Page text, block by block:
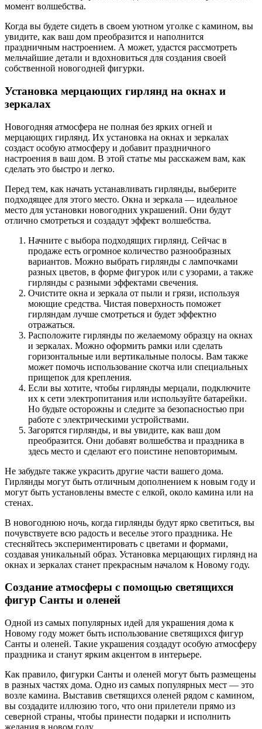
момент волшебства.
Когда вы будете сидеть в своем уютном уголке с камином, вы
увидите, как ваш дом преобразится и наполнится
праздничным настроением. А может, удастся рассмотреть
мельчайшие детали и вдохновиться для создания своей
собственной новогодней фигурки.
Установка мерцающих гирлянд на окнах и
зеркалах
Новогодняя атмосфера не полная без ярких огней и
мерцающих гирлянд. Их установка на окнах и зеркалах
создаст особую атмосферу и добавит праздничного
настроения в ваш дом. В этой статье мы расскажем вам, как
сделать это быстро и легко.
Перед тем, как начать устанавливать гирлянды, выберите
подходящее для этого место. Окна и зеркала — идеальное
место для установки новогодних украшений. Они будут
отлично смотреться и создадут эффект волшебства.
Начните с выбора подходящих гирлянд. Сейчас в
продаже есть огромное количество разнообразных
вариантов. Можно выбрать гирлянды с лампочками
разных цветов, в форме фигурок или с узорами, а также
гирлянды с разными эффектами свечения.
Очистите окна и зеркала от пыли и грязи, используя
моющие средства. Чистая поверхность поможет
гирляндам лучше смотреться и будет эффектно
отражаться.
Расположите гирлянды по желаемому образцу на окнах
и зеркалах. Можно оформить рамки или сделать
горизонтальные или вертикальные полосы. Вам также
может помочь использование скотча или специальных
прищепок для крепления.
Если вы хотите, чтобы гирлянды мерцали, подключите
их к сети электропитания или используйте батарейки.
Но будьте осторожны и следите за безопасностью при
работе с электрическими устройствами.
Загорятся гирлянды, и вы увидите, как ваш дом
преобразится. Они добавят волшебства и праздника в
здесь место и сделают его поистине неповторимым.
Не забудьте также украсить другие части вашего дома.
Гирлянды могут быть отличным дополнением к новым году и
могут быть установлены вместе с елкой, около камина или на
стенах.
В новогоднюю ночь, когда гирлянды будут ярко светиться, вы
почувствуете всю радость и веселье этого праздника. Не
стесняйтесь экспериментировать с цветами и формами,
создавая уникальный образ. Установка мерцающих гирлянд на
окнах и зеркалах станет прекрасным началом к Новому году.
Создание атмосферы с помощью светящихся
фигур Санты и оленей
Одной из самых популярных идей для украшения дома к
Новому году может быть использование светящихся фигур
Санты и оленей. Такие украшения создадут особую атмосферу
праздника и станут ярким акцентом в интерьере.
Как правило, фигурки Санты и оленей могут быть размещены
в разных частях дома. Одно из самых популярных мест — это
возле камина. Выставив светящихся оленей рядом с камином,
вы создадите иллюзию того, что они прилетели прямо из
северной страны, чтобы принести подарки и исполнить
желания в новом году.